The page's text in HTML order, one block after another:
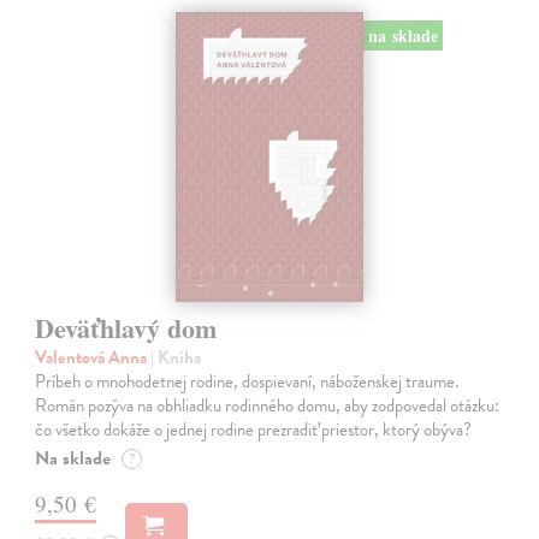
na sklade
Deväťhlavý dom
Valentová Anna| Kniha
Príbeh o mnohodetnej rodine, dospievaní, náboženskej traume.
Román pozýva na obhliadku rodinného domu, aby zodpovedal otázku:
čo všetko dokáže o jednej rodine prezradiť priestor, ktorý obýva?
Na sklade ?
9,50 €